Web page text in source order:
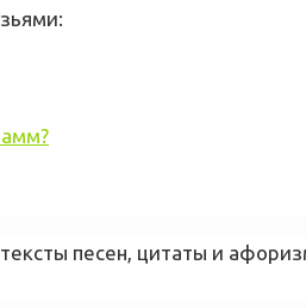
песен, цитаты и